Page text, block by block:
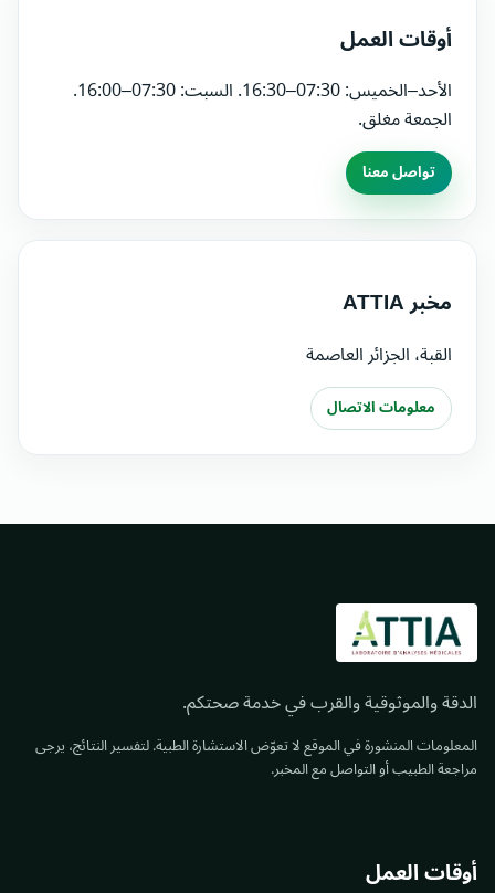
أوقات العمل
الأحد–الخميس: 07:30–16:30. السبت: 07:30–16:00.
الجمعة مغلق.
تواصل معنا
مخبر ATTIA
القبة، الجزائر العاصمة
معلومات الاتصال
الدقة والموثوقية والقرب في خدمة صحتكم.
المعلومات المنشورة في الموقع لا تعوّض الاستشارة الطبية. لتفسير النتائج، يرجى
مراجعة الطبيب أو التواصل مع المخبر.
أوقات العمل